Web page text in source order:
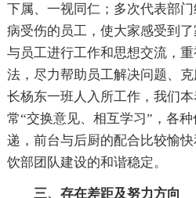
下属、一视同仁；多次代表部
病受伤的员工，使大家感受到
与员工进行工作和思想交流，
法，尽力帮助员工解决问题、
长杨东一班人入所工作，我们
常“交换意见、相互学习”，各
递，前台与后厨的配合比较愉
饮部团队建设的和谐稳定。
三、存在差距及努力方向